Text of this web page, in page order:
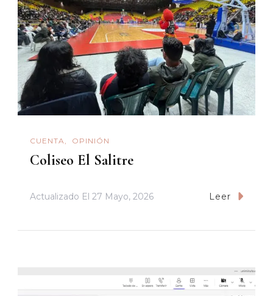
CUENTA OPINIÓN
Coliseo El Salitre
Actualizado El 27 Mayo, 2026 Leer